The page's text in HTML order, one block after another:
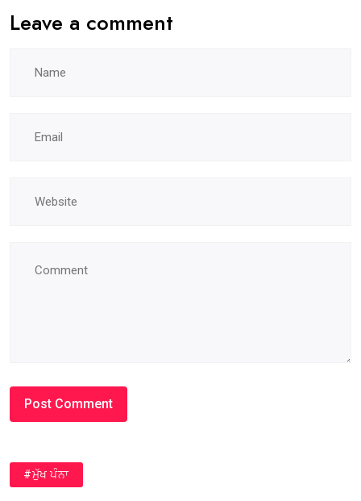
Leave a comment
#ਮੁੱਖ ਪੰਨਾ